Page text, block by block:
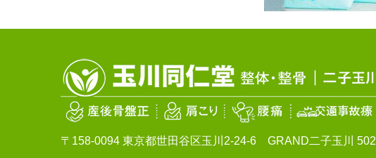
〒158-0094 東京都世田谷区玉川2-24-6 GRAND二子玉川 502